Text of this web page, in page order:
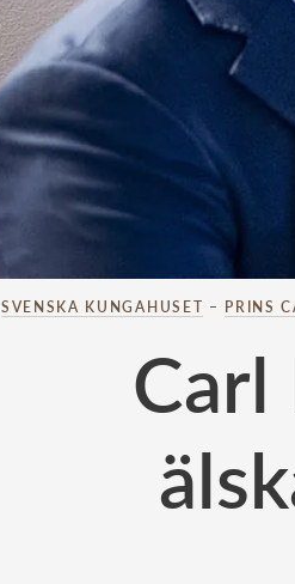
SVENSKA KUNGAHUSET – PRINS
Carl